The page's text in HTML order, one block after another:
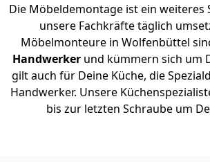
Die Möbeldemontage ist ein weiteres
unsere Fachkräfte täglich
Möbelmonteure in Wolfenbüttel
Handwerker und kümmern sich um
gilt auch für Deine Küche, die
Handwerker. Unsere
bis zur letzten Schraube um